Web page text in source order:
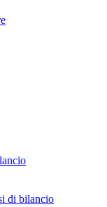
di bilancio